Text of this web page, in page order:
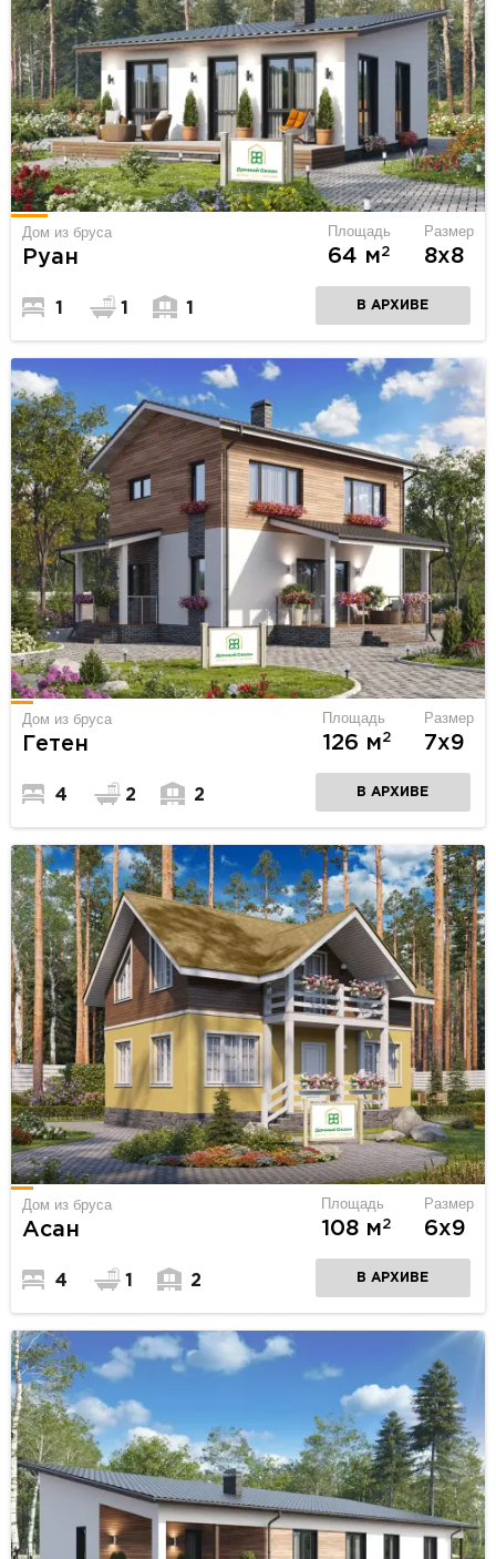
Дом из бруса
Руан
Площадь
64 м2
Размер
8х8
1 1 1 В АРХИВЕ
Дом из бруса
Гетен
Площадь
126 м2
Размер
7х9
4 2 2 В АРХИВЕ
Дом из бруса
Асан
Площадь
108 м2
Размер
6х9
4 1 2 В АРХИВЕ